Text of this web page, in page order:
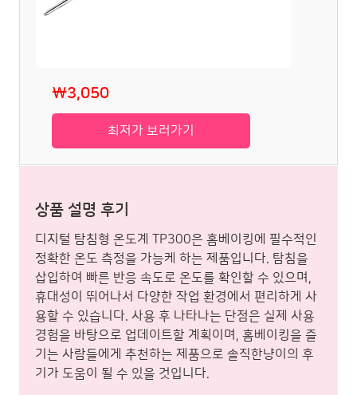
₩3,050
최저가 보러가기
상품 설명 후기
디지털 탐침형 온도계 TP300은 홈베이킹에 필수적인
정확한 온도 측정을 가능케 하는 제품입니다. 탐침을
삽입하여 빠른 반응 속도로 온도를 확인할 수 있으며,
휴대성이 뛰어나서 다양한 작업 환경에서 편리하게 사
용할 수 있습니다. 사용 후 나타나는 단점은 실제 사용
경험을 바탕으로 업데이트할 계획이며, 홈베이킹을 즐
기는 사람들에게 추천하는 제품으로 솔직한냥이의 후
기가 도움이 될 수 있을 것입니다.